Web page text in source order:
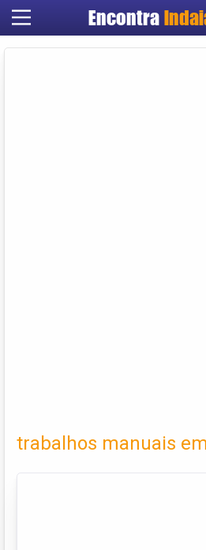
Encontra
trabalhos manuais